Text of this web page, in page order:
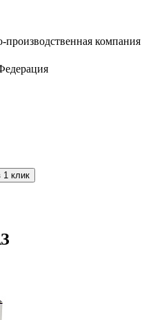
компания
1 клик